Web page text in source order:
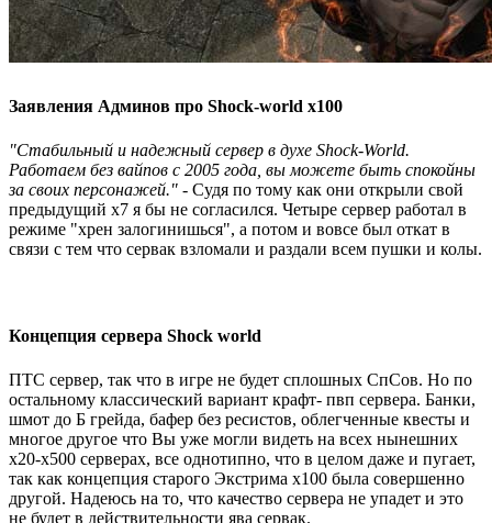
Заявления Админов про Shock-world x100
"Стабильный и надежный сервер в духе Shock-World.
Работаем без вайпов с 2005 года, вы можете быть спокойны
за своих персонажей." - Судя по тому как они открыли свой
предыдущий х7 я бы не согласился. Четыре сервер работал в
режиме "хрен залогинишься", а потом и вовсе был откат в
связи с тем что сервак взломали и раздали всем пушки и колы.
Концепция сервера Shock world
ПТС сервер, так что в игре не будет сплошных СпСов. Но по
остальному классический вариант крафт- пвп сервера. Банки,
шмот до Б грейда, бафер без ресистов, облегченные квесты и
многое другое что Вы уже могли видеть на всех нынешних
х20-х500 серверах, все однотипно, что в целом даже и пугает,
так как концепция старого Экстрима х100 была совершенно
другой. Надеюсь на то, что качество сервера не упадет и это
не будет в действительности ява сервак.